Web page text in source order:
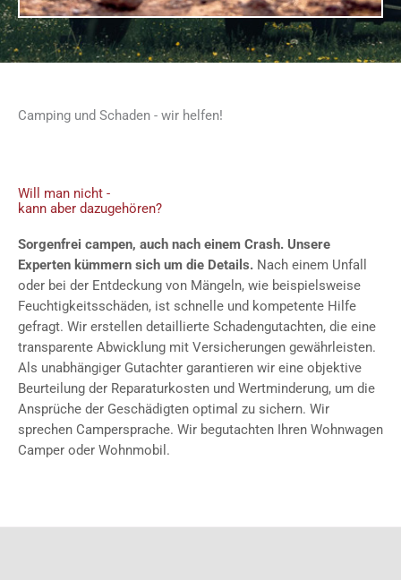
Camping und Schaden - wir helfen!
Will man nicht -
kann aber dazugehören?
Sorgenfrei campen, auch nach einem Crash. Unsere
Experten kümmern sich um die Details. Nach einem Unfall
oder bei der Entdeckung von Mängeln, wie beispielsweise
Feuchtigkeitsschäden, ist schnelle und kompetente Hilfe
gefragt. Wir erstellen detaillierte Schadengutachten, die eine
transparente Abwicklung mit Versicherungen gewährleisten.
Als unabhängiger Gutachter garantieren wir eine objektive
Beurteilung der Reparaturkosten und Wertminderung, um die
Ansprüche der Geschädigten optimal zu sichern. Wir
sprechen Campersprache. Wir begutachten Ihren Wohnwagen
Camper oder Wohnmobil.